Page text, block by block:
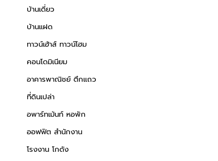
บ้านเดี่ยว
บ้านแฝด
ทาวน์เฮ้าส์ ทาวน์โฮม
คอนโดมิเนียม
อาคารพาณิชย์ ตึกแถว
ที่ดินเปล่า
อพาร์ทเม้นท์ หอพัก
ออฟฟิต สำนักงาน
โรงงาน โกดัง